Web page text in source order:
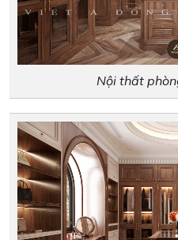
Nội thất